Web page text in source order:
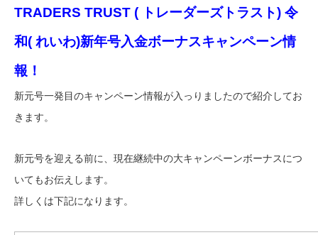
TRADERS TRUST ( トレーダーズトラスト) 令
和( れいわ)新年号入金ボーナスキャンペーン情
報！
新元号一発目のキャンペーン情報が入っりましたので紹介してお
きます。
新元号を迎える前に、現在継続中の大キャンペーンボーナスにつ
いてもお伝えします。
詳しくは下記になります。